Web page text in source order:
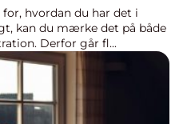
hvordan du har det i
kan du mærke det på både
Derfor går fl...